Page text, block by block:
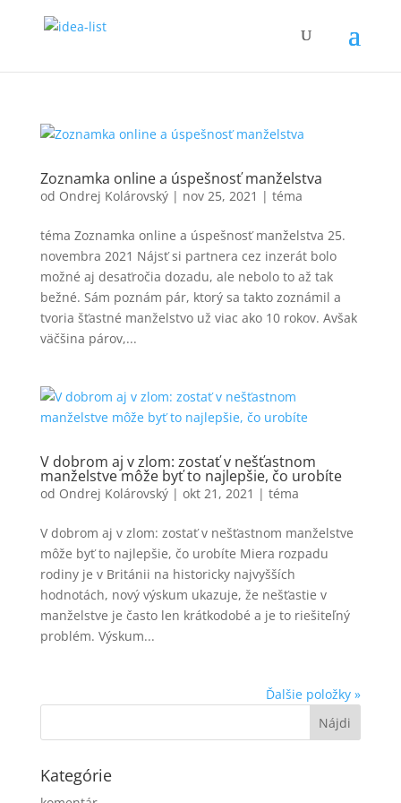
Zoznamka online a úspešnosť manželstva
od Ondrej Kolárovský| nov 25, 2021 | téma
téma Zoznamka online a úspešnosť manželstva 25.
novembra 2021 Nájsť si partnera cez inzerát bolo
možné aj desaťročia dozadu, ale nebolo to až tak
bežné. Sám poznám pár, ktorý sa takto zoznámil a
tvoria šťastné manželstvo už viac ako 10 rokov. Avšak
väčšina párov,...
V dobrom aj v zlom: zostať v nešťastnom
manželstve môže byť to najlepšie, čo urobíte
od Ondrej Kolárovský| okt 21, 2021 | téma
V dobrom aj v zlom: zostať v nešťastnom manželstve
môže byť to najlepšie, čo urobíte Miera rozpadu
rodiny je v Británii na historicky najvyšších
hodnotách, nový výskum ukazuje, že nešťastie v
manželstve je často len krátkodobé a je to riešiteľný
problém. Výskum...
Ďalšie položky »
Kategórie